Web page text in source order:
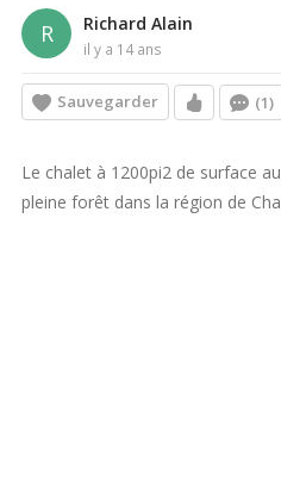
R Richard Alain
il y a 14 ans
Sauvegarder (1)
Le chalet à 1200pi2 de surface
pleine forêt dans la région de